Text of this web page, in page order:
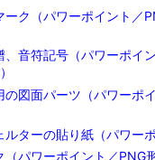
ーク（パワーポイント／
、音符記号（パワーポイ
の図面パーツ（パワーポ
ターの貼り紙（パワー
（パワーポイント／PNG